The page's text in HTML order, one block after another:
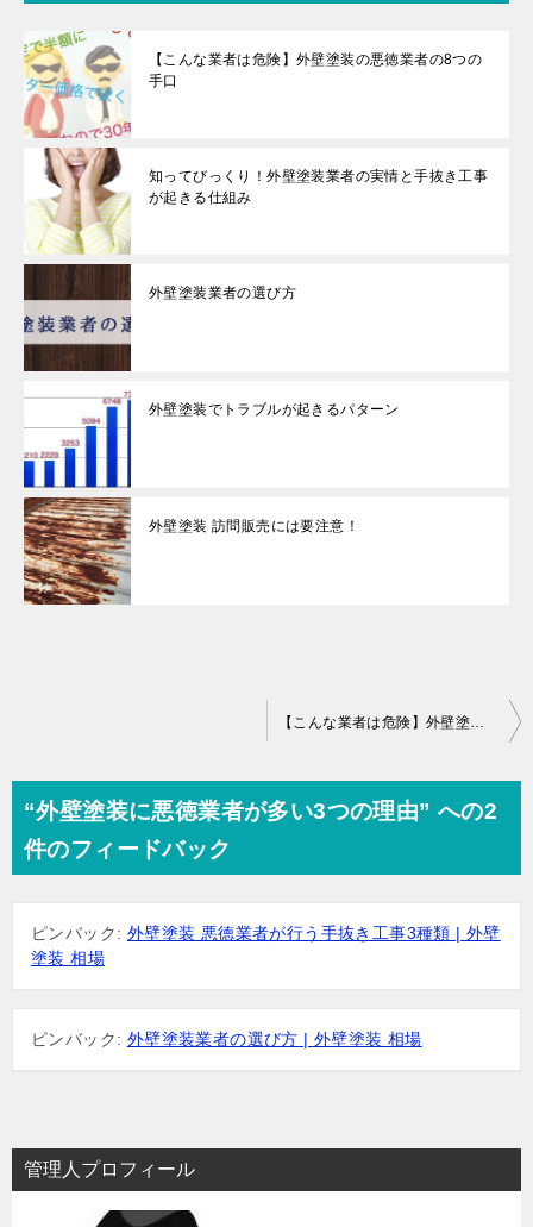
【こんな業者は危険】外壁塗装の悪徳業者の8つの
手口
知ってびっくり！外壁塗装業者の実情と手抜き工事
が起きる仕組み
外壁塗装業者の選び方
外壁塗装でトラブルが起きるパターン
外壁塗装 訪問販売には要注意！
ビ
ゲ
シ
【こんな業者は危険】外壁塗装の悪徳業者の8つの手口
“外壁塗装に悪徳業者が多い3つの理由” への2
件のフィードバック
ピンバック: 外壁塗装 悪徳業者が行う手抜き工事3種類 | 外壁
塗装 相場
ピンバック: 外壁塗装業者の選び方 | 外壁塗装 相場
管理人プロフィール